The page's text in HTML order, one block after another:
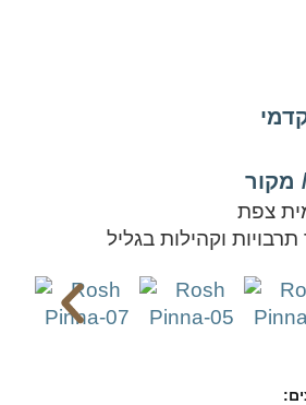
צפת
וקהילות בגליל